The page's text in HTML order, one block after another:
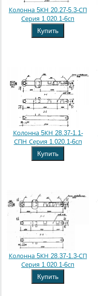
Колонна 5КН 20.27-5.3-СП
Серия 1.020.1-6сп
Купить
Колонна 5КН 28.37-1.1-
СПН Серия 1.020.1-6сп
Купить
Колонна 5КН 28.37-1.3-СП
Серия 1.020.1-6сп
Купить